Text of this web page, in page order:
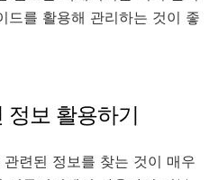
드를 활용해 관리하는 것이 좋
정보 활용하기
련된 정보를 찾는 것이 매우